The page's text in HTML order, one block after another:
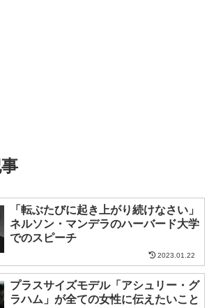
「転ぶたびに起き上がり続けなさい」
ネルソン・マンデラのハーバード大学
でのスピーチ
2023.01.22
プラスサイズモデル「アシュリー・グ
ラハム」が全ての女性に伝えたいこと